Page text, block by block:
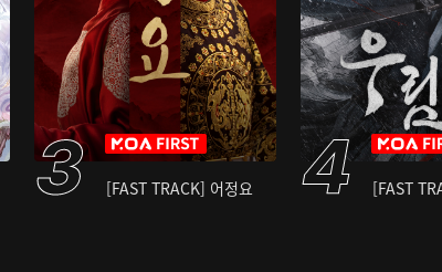
[FAST TRACK] 어정요 [FAST